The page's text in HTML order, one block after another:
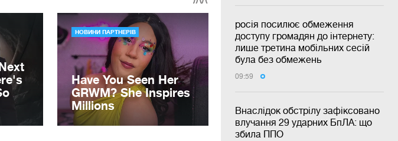
росія посилює обмеження
доступу громадян до інтернету:
лише третина мобільних сесій
була без обмежень
09:59
Внаслідок обстрілу зафіксовано
влучання 29 ударних БпЛА: що
збила ППО